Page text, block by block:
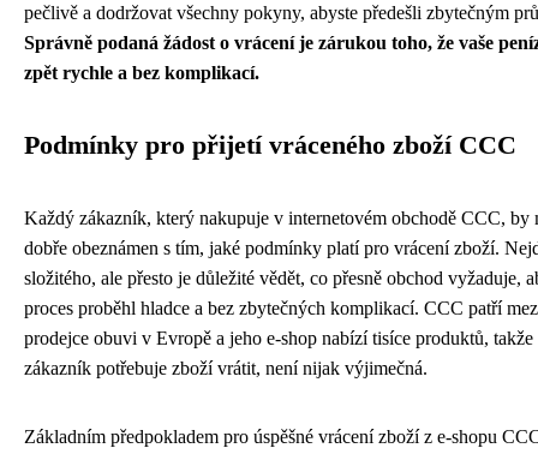
pečlivě a dodržovat všechny pokyny, abyste předešli zbytečným
Správně podaná žádost o vrácení je zárukou toho, že vaše
zpět rychle a bez komplikací.
Podmínky pro přijetí vráceného zboží CCC
Každý zákazník, který nakupuje v internetovém obchodě CCC, by
dobře obeznámen s tím, jaké podmínky platí pro vrácení zboží.
složitého, ale přesto je důležité vědět, co přesně obchod vyžaduje,
proces proběhl hladce a bez zbytečných komplikací. CCC patří
prodejce obuvi v Evropě a jeho e-shop nabízí tisíce produktů, takže
zákazník potřebuje zboží vrátit, není nijak výjimečná.
Základním předpokladem pro úspěšné vrácení zboží z e-shopu